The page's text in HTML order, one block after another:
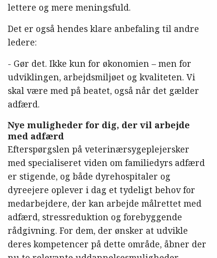
lettere og mere meningsfuld.
Det er også hendes klare anbefaling til andre
ledere:
- Gør det. Ikke kun for økonomien – men for
udviklingen, arbejdsmiljøet og kvaliteten. Vi
skal være med på beatet, også når det gælder
adfærd.
Nye muligheder for dig, der vil arbejde
med adfærd
Efterspørgslen på veterinærsygeplejersker
med specialiseret viden om familiedyrs adfærd
er stigende, og både dyrehospitaler og
dyreejere oplever i dag et tydeligt behov for
medarbejdere, der kan arbejde målrettet med
adfærd, stressreduktion og forebyggende
rådgivning. For dem, der ønsker at udvikle
deres kompetencer på dette område, åbner der